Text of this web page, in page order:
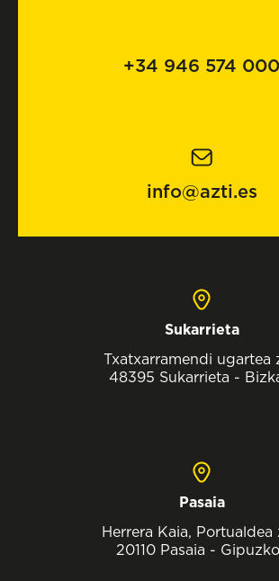
+34 946 574 000
info@azti.es
Sukarrieta
Txatxarramendi ugartea
48395 Sukarrieta -
Pasaia
Herrera Kaia, Portualdea
20110 Pasaia -